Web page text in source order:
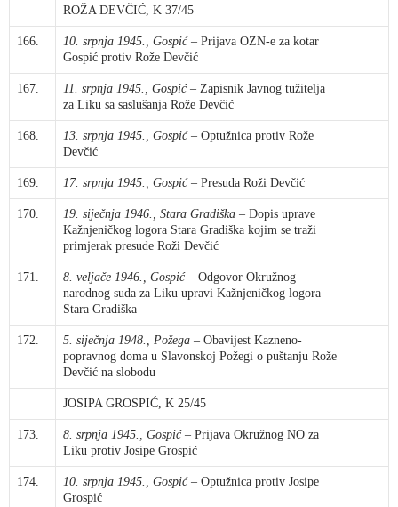
ROŽA DEVČIĆ, K 37/45
166. 10. srpnja 1945., Gospić – Prijava OZN-e za kotar
Gospić protiv Rože Devčić
167. 11. srpnja 1945., Gospić – Zapisnik Javnog tužitelja
za Liku sa saslušanja Rože Devčić
168. 13. srpnja 1945., Gospić – Optužnica protiv Rože
Devčić
169. 17. srpnja 1945., Gospić – Presuda Roži Devčić
170. 19. siječnja 1946., Stara Gradiška – Dopis uprave
Kažnjeničkog logora Stara Gradiška kojim se traži
primjerak presude Roži Devčić
171. 8. veljače 1946., Gospić – Odgovor Okružnog
narodnog suda za Liku upravi Kažnjeničkog logora
Stara Gradiška
172. 5. siječnja 1948., Požega – Obavijest Kazneno-
popravnog doma u Slavonskoj Požegi o puštanju Rože
Devčić na slobodu
JOSIPA GROSPIĆ, K 25/45
173. 8. srpnja 1945., Gospić – Prijava Okružnog NO za
Liku protiv Josipe Grospić
174. 10. srpnja 1945., Gospić – Optužnica protiv Josipe
Grospić